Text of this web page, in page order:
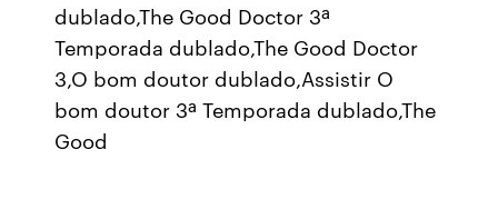
dublado,The Good Doctor 3ª
Temporada dublado,The Good Doctor
3,O bom doutor dublado,Assistir O
bom doutor 3ª Temporada dublado,The
Good